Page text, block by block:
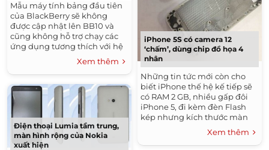
Mẫu máy tính bảng đầu tiên
của BlackBerry sẽ không
được cập nhật lên BB10 và
cũng không hỗ trợ chạy các
ứng dụng tương thích với hệ
điều hành Android mới.
Xem thêm
Điện thoại Lumia tầm trung,
màn hình rộng của Nokia
xuất hiện
iPhone 5S có camera 12
‘chấm’, dùng chip đồ họa 4
nhân
Những tin tức mới còn cho
biết iPhone thế hệ kế tiếp sẽ
có RAM 2 GB, nhiều gấp đôi
iPhone 5, đi kèm đèn Flash
kép nhưng kích thước màn
Xem thêm